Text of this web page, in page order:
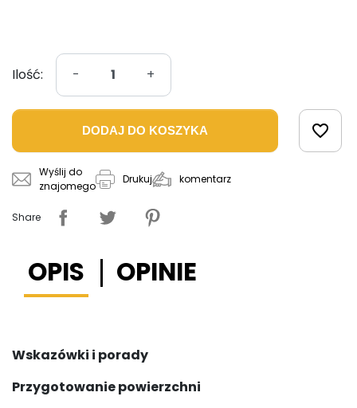
Ilość: - +
DODAJ DO KOSZYKA favorite_border
Wyślij do
znajomego
Drukuj komentarz
Share
OPIS OPINIE
Wskazówki i porady
Przygotowanie powierzchni